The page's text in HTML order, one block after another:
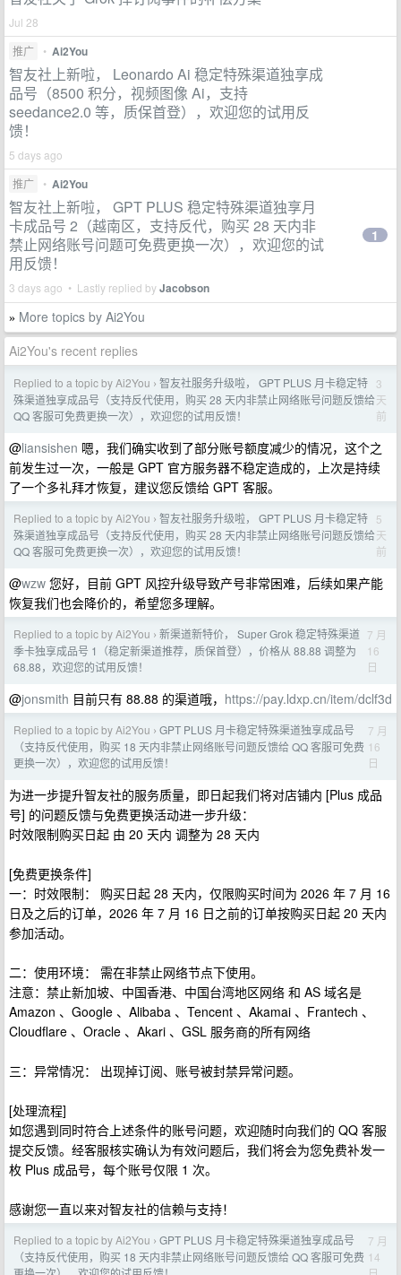
Jul 28
推广
• Ai2You
智友社上新啦， Leonardo Ai 稳定特殊渠道独享成
品号（8500 积分，视频图像 Ai，支持
seedance2.0 等，质保首登），欢迎您的试用反
馈！
5 days ago
推广
• Ai2You
智友社上新啦， GPT PLUS 稳定特殊渠道独享月
卡成品号 2（越南区，支持反代，购买 28 天内非
禁止网络账号问题可免费更换一次），欢迎您的试
用反馈！
3 days ago • Lastly replied byJacobson
1
» More topics by Ai2You
Ai2You's recent replies
Replied to a topic by Ai2You › 智友社服务升级啦， GPT PLUS 月卡稳定特
殊渠道独享成品号（支持反代使用，购买 28 天内非禁止网络账号问题反馈给
QQ 客服可免费更换一次），欢迎您的试用反馈！
3
天
前
@liansishen 嗯，我们确实收到了部分账号额度减少的情况，这个之
前发生过一次，一般是 GPT 官方服务器不稳定造成的，上次是持续
了一个多礼拜才恢复，建议您反馈给 GPT 客服。
Replied to a topic by Ai2You › 智友社服务升级啦， GPT PLUS 月卡稳定特
殊渠道独享成品号（支持反代使用，购买 28 天内非禁止网络账号问题反馈给
QQ 客服可免费更换一次），欢迎您的试用反馈！
5
天
前
@wzw 您好，目前 GPT 风控升级导致产号非常困难，后续如果产能
恢复我们也会降价的，希望您多理解。
Replied to a topic by Ai2You › 新渠道新特价， Super Grok 稳定特殊渠道
季卡独享成品号 1（稳定新渠道推荐，质保首登），价格从 88.88 调整为
68.88，欢迎您的试用反馈！
7 月
16
日
@jonsmith 目前只有 88.88 的渠道哦， https://pay.ldxp.cn/item/dclf3d
Replied to a topic by Ai2You › GPT PLUS 月卡稳定特殊渠道独享成品号
（支持反代使用，购买 18 天内非禁止网络账号问题反馈给 QQ 客服可免费
更换一次），欢迎您的试用反馈！
7 月
16
日
为进一步提升智友社的服务质量，即日起我们将对店铺内 [Plus 成品
号] 的问题反馈与免费更换活动进一步升级：
时效限制购买日起 由 20 天内 调整为 28 天内
[免费更换条件]
一：时效限制： 购买日起 28 天内，仅限购买时间为 2026 年 7 月 16
日及之后的订单，2026 年 7 月 16 日之前的订单按购买日起 20 天内
参加活动。
二：使用环境： 需在非禁止网络节点下使用。
注意：禁止新加坡、中国香港、中国台湾地区网络 和 AS 域名是
Amazon 、Google 、Alibaba 、Tencent 、Akamai 、Frantech 、
Cloudflare 、Oracle 、Akari 、GSL 服务商的所有网络
三：异常情况： 出现掉订阅、账号被封禁异常问题。
[处理流程]
如您遇到同时符合上述条件的账号问题，欢迎随时向我们的 QQ 客服
提交反馈。经客服核实确认为有效问题后，我们将会为您免费补发一
枚 Plus 成品号，每个账号仅限 1 次。
感谢您一直以来对智友社的信赖与支持！
Replied to a topic by Ai2You › GPT PLUS 月卡稳定特殊渠道独享成品号
（支持反代使用，购买 18 天内非禁止网络账号问题反馈给 QQ 客服可免费
7 月
14